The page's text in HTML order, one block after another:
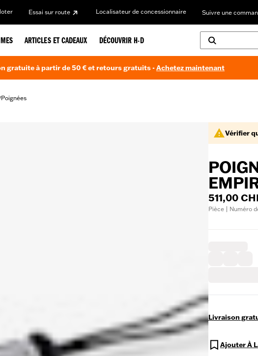
Essai sur route Localisateur de concessionnaire Suivre une
ARTICLES ET CADEAUX DÉCOUVRIR H-D
gratuite à partir de 50 € et retours gratuits -Achetez maintenant
Poignées
Vérifier
511,00
Pièce | Numéro
Livraison
Ajouter À